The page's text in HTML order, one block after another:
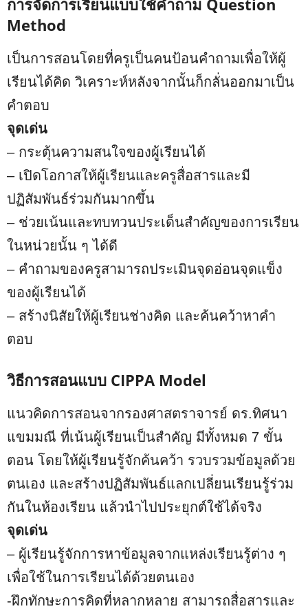
Method
เป็นการสอนโดยที่ครูเป็นคนป้อนคำถามเพื่อให้ผู้
เรียนได้คิด วิเคราะห์หลังจากนั้นก็กลั่นออกมาเป็น
คำตอบ
จุดเด่น
– กระตุ้นความสนใจของผู้เรียนได้
– เปิดโอกาสให้ผู้เรียนและครูสื่อสารและมี
ปฏิสัมพันธ์ร่วมกันมากขึ้น
– ช่วยเน้นและทบทวนประเด็นสำคัญของการเรียน
ในหน่วยนั้น ๆ ได้ดี
– คำถามของครูสามารถประเมินจุดอ่อนจุดแข็ง
ของผู้เรียนได้
– สร้างนิสัยให้ผู้เรียนช่างคิด และค้นคว้าหาคำ
ตอบ
วิธีการสอนแบบ CIPPA Model
แนวคิดการสอนจากรองศาสตราจารย์ ดร.ทิศนา
แขมมณี ที่เน้นผู้เรียนเป็นสำคัญ มีทั้งหมด 7 ขั้น
ตอน โดยให้ผู้เรียนรู้จักค้นคว้า รวบรวมข้อมูลด้วย
ตนเอง และสร้างปฏิสัมพันธ์แลกเปลี่ยนเรียนรู้ร่วม
กันในห้องเรียน แล้วนำไปประยุกต์ใช้ได้จริง
จุดเด่น
– ผู้เรียนรู้จักการหาข้อมูลจากแหล่งเรียนรู้ต่าง ๆ
เพื่อใช้ในการเรียนได้ด้วยตนเอง
-ฝึกทักษะการคิดที่หลากหลาย สามารถสื่อสารและ